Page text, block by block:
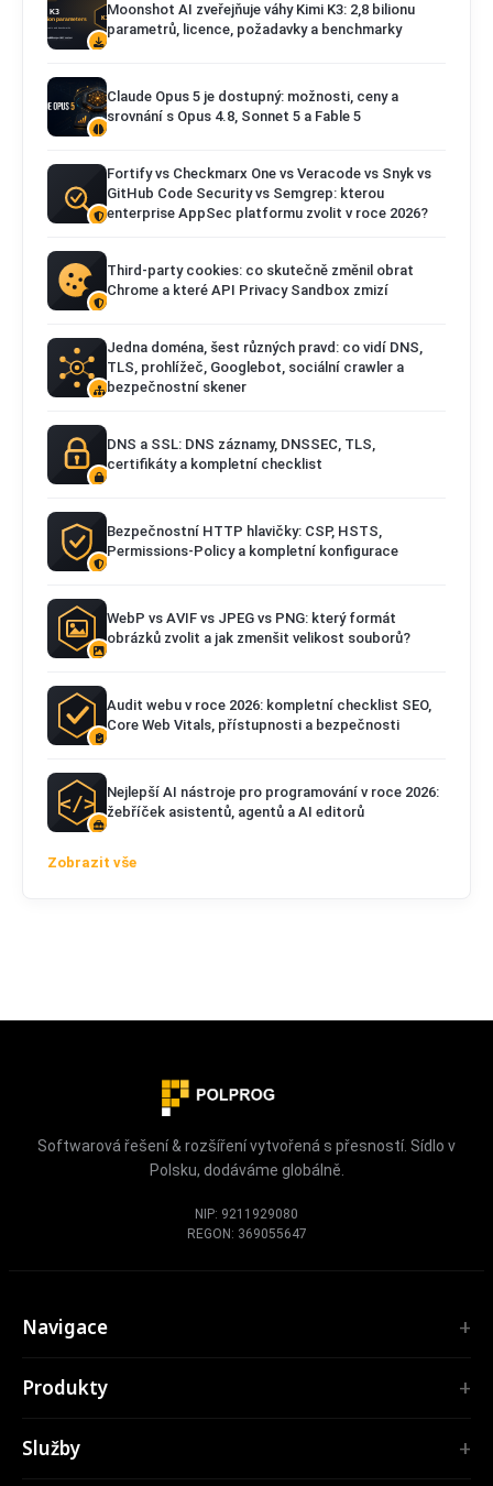
Moonshot AI zveřejňuje váhy Kimi K3: 2,8 bilionu
parametrů, licence, požadavky a benchmarky
Claude Opus 5 je dostupný: možnosti, ceny a
srovnání s Opus 4.8, Sonnet 5 a Fable 5
Fortify vs Checkmarx One vs Veracode vs Snyk vs
GitHub Code Security vs Semgrep: kterou
enterprise AppSec platformu zvolit v roce 2026?
Third-party cookies: co skutečně změnil obrat
Chrome a které API Privacy Sandbox zmizí
Jedna doména, šest různých pravd: co vidí DNS,
TLS, prohlížeč, Googlebot, sociální crawler a
bezpečnostní skener
DNS a SSL: DNS záznamy, DNSSEC, TLS,
certifikáty a kompletní checklist
Bezpečnostní HTTP hlavičky: CSP, HSTS,
Permissions-Policy a kompletní konfigurace
WebP vs AVIF vs JPEG vs PNG: který formát
obrázků zvolit a jak zmenšit velikost souborů?
Audit webu v roce 2026: kompletní checklist SEO,
Core Web Vitals, přístupnosti a bezpečnosti
Nejlepší AI nástroje pro programování v roce 2026:
žebříček asistentů, agentů a AI editorů
Zobrazit vše
Softwarová řešení & rozšíření vytvořená s přesností. Sídlo v
Polsku, dodáváme globálně.
NIP: 9211929080
REGON: 369055647
Navigace
Služby
Produkty
TubePilot
Služby